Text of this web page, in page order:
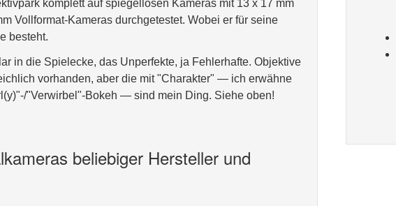
komplett auf spiegellosen Kameras mit 13 x 17 mm
Vollformat-Kameras durchgetestet. Wobei er für seine
besteht.
in die Spielecke, das Unperfekte, ja Fehlerhafte. Objektive
vorhanden, aber die mit "Charakter" — ich erwähne
"Verwirbel"-Bokeh — sind mein Ding. Siehe oben!
beliebiger Hersteller und